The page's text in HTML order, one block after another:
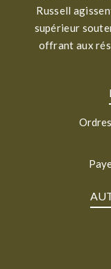
Russell
supérieur
offrant aux